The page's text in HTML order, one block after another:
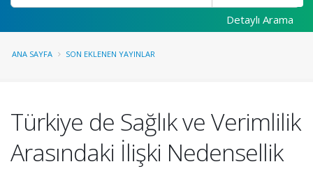
Detaylı Arama
ANA SAYFA SON EKLENEN YAYINLAR
Türkiye de Sağlık ve Verimlilik
Arasındaki İlişki Nedensellik